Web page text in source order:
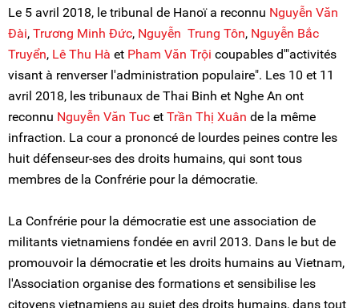
Le 5 avril 2018, le tribunal de Hanoï a reconnu Nguyễn Văn
Đài, Trương Minh Đức, Nguyễn Trung Tôn, Nguyễn Bắc
Truyển, Lê Thu Hà et Pham Văn Trội coupables d'"activités
visant à renverser l'administration populaire". Les 10 et 11
avril 2018, les tribunaux de Thai Binh et Nghe An ont
reconnu Nguyễn Văn Tuc et Trần Thị Xuân de la même
infraction. La cour a prononcé de lourdes peines contre les
huit défenseur-ses des droits humains, qui sont tous
membres de la Confrérie pour la démocratie.
La Confrérie pour la démocratie est une association de
militants vietnamiens fondée en avril 2013. Dans le but de
promouvoir la démocratie et les droits humains au Vietnam,
l'Association organise des formations et sensibilise les
citoyens vietnamiens au sujet des droits humains, dans tout